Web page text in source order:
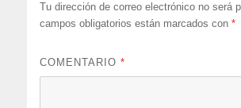
Tu dirección de correo electrónico no será
campos obligatorios están marcados con*
COMENTARIO*